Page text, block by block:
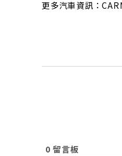
更多汽車資訊：
0 留言板